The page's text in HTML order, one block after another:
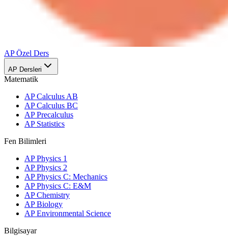
AP Özel Ders
AP Dersleri
Matematik
AP Calculus AB
AP Calculus BC
AP Precalculus
AP Statistics
Fen Bilimleri
AP Physics 1
AP Physics 2
AP Physics C: Mechanics
AP Physics C: E&M
AP Chemistry
AP Biology
AP Environmental Science
Bilgisayar